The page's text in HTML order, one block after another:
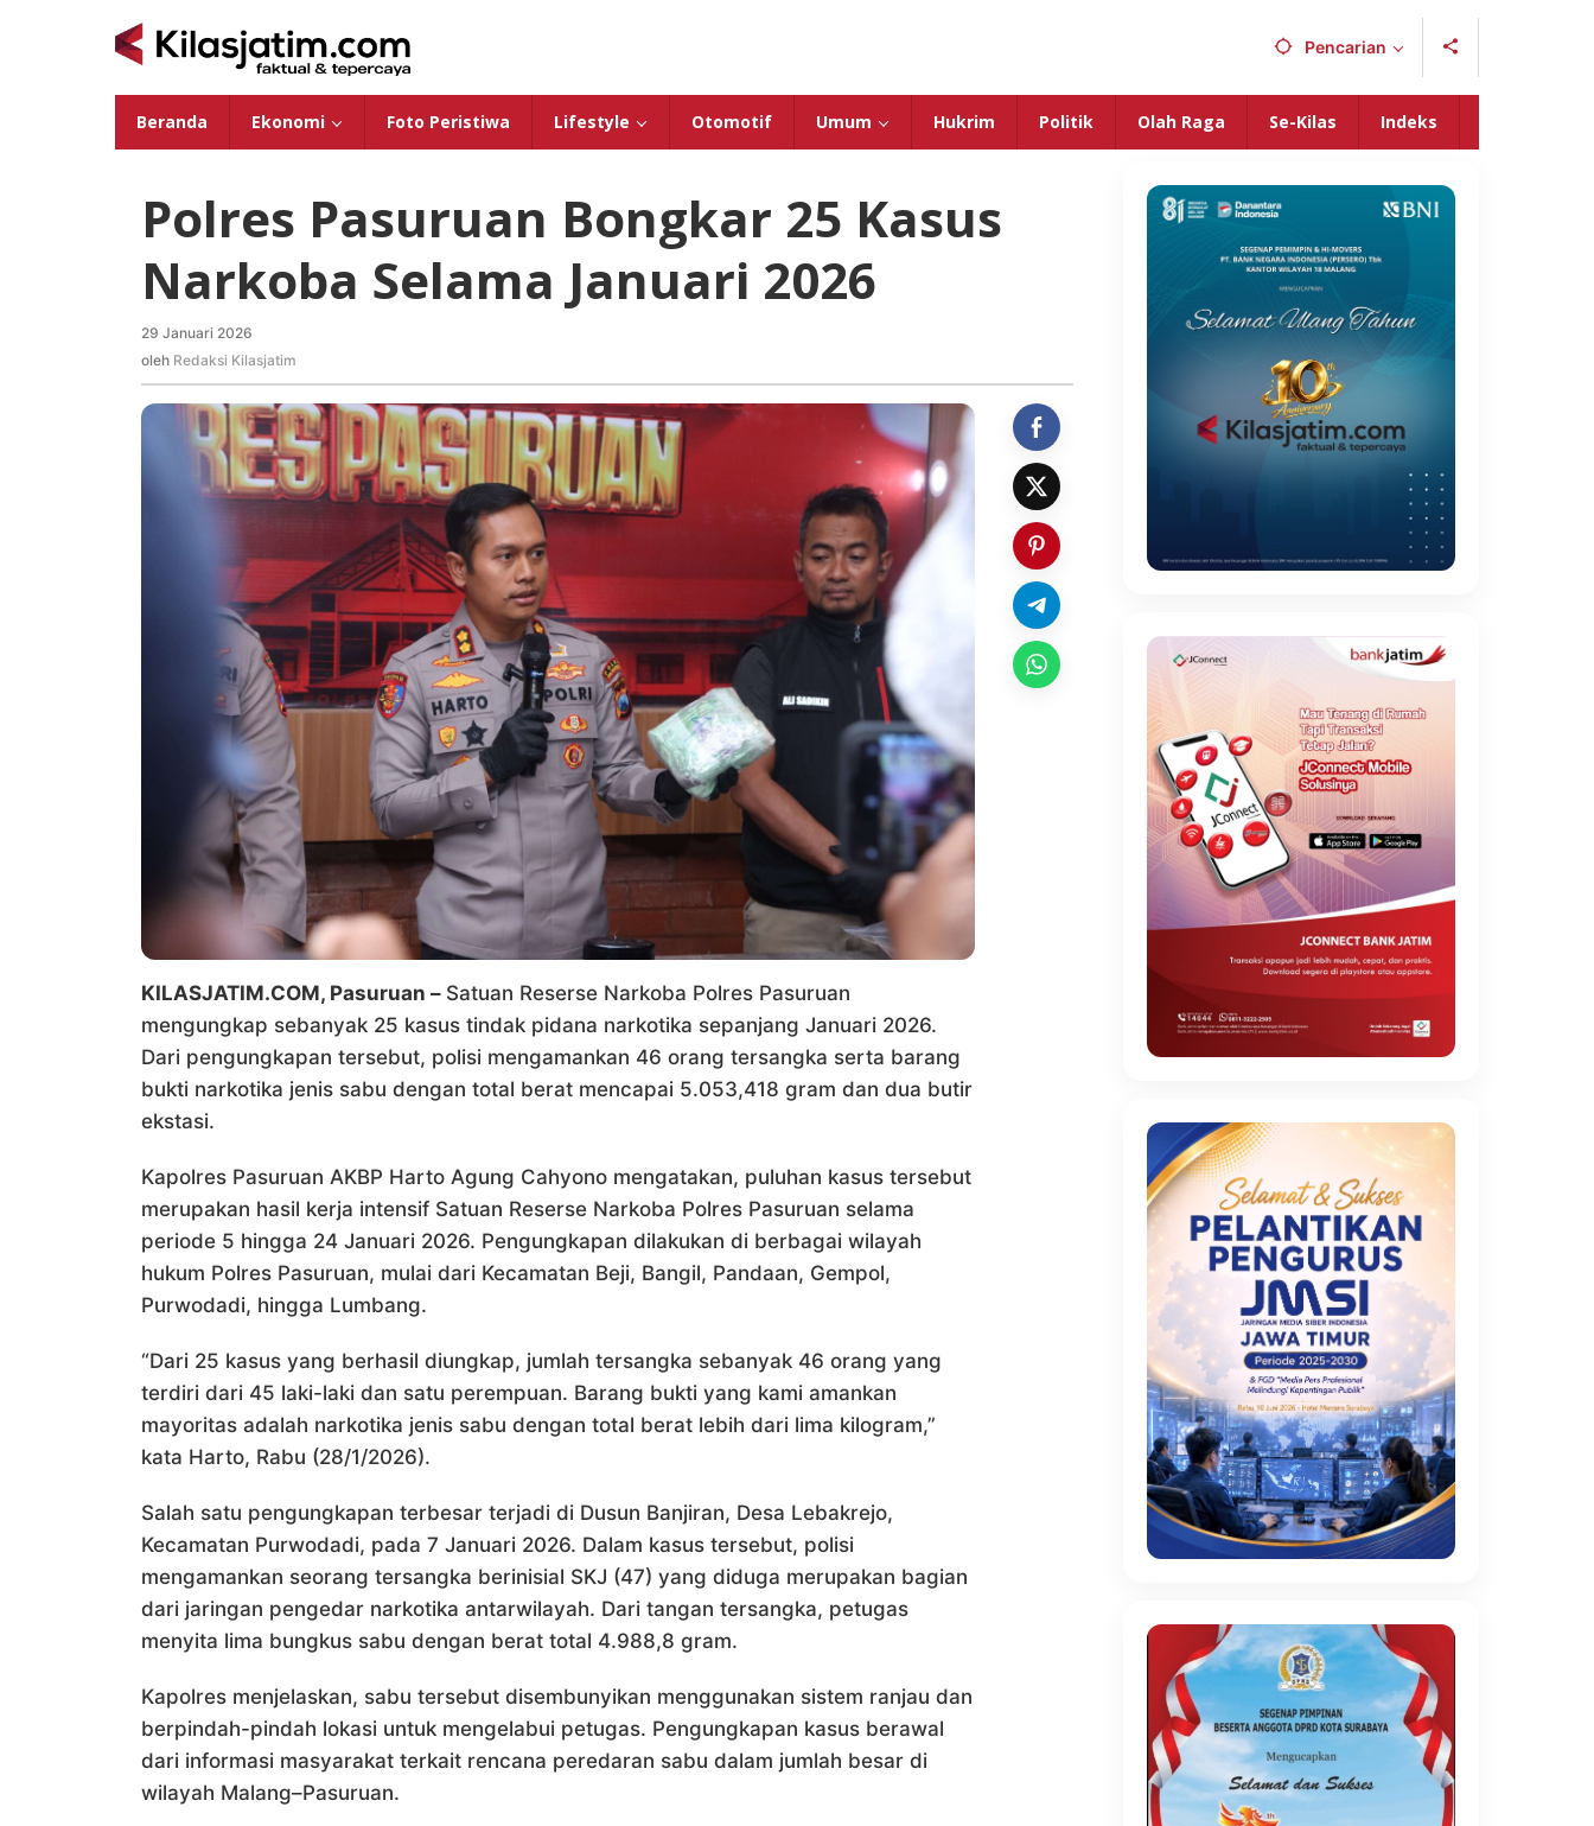
Pencarian
Beranda Ekonomi Foto Peristiwa Lifestyle Otomotif Umum Hukrim Politik Olah Raga Se-Kilas Indeks
Polres Pasuruan Bongkar 25 Kasus
Narkoba Selama Januari 2026
29 Januari 2026
Redaksi
oleh Redaksi Kilasjatim
KILASJATIM.COM, Pasuruan – Satuan Reserse Narkoba Polres Pasuruan
mengungkap sebanyak 25 kasus tindak pidana narkotika sepanjang Januari 2026.
Dari pengungkapan tersebut, polisi mengamankan 46 orang tersangka serta barang
bukti narkotika jenis sabu dengan total berat mencapai 5.053,418 gram dan dua butir
ekstasi.
Kapolres Pasuruan AKBP Harto Agung Cahyono mengatakan, puluhan kasus tersebut
merupakan hasil kerja intensif Satuan Reserse Narkoba Polres Pasuruan selama
periode 5 hingga 24 Januari 2026. Pengungkapan dilakukan di berbagai wilayah
hukum Polres Pasuruan, mulai dari Kecamatan Beji, Bangil, Pandaan, Gempol,
Purwodadi, hingga Lumbang.
“Dari 25 kasus yang berhasil diungkap, jumlah tersangka sebanyak 46 orang yang
terdiri dari 45 laki-laki dan satu perempuan. Barang bukti yang kami amankan
mayoritas adalah narkotika jenis sabu dengan total berat lebih dari lima kilogram,”
kata Harto, Rabu (28/1/2026).
Salah satu pengungkapan terbesar terjadi di Dusun Banjiran, Desa Lebakrejo,
Kecamatan Purwodadi, pada 7 Januari 2026. Dalam kasus tersebut, polisi
mengamankan seorang tersangka berinisial SKJ (47) yang diduga merupakan bagian
dari jaringan pengedar narkotika antarwilayah. Dari tangan tersangka, petugas
menyita lima bungkus sabu dengan berat total 4.988,8 gram.
Kapolres menjelaskan, sabu tersebut disembunyikan menggunakan sistem ranjau dan
berpindah-pindah lokasi untuk mengelabui petugas. Pengungkapan kasus berawal
dari informasi masyarakat terkait rencana peredaran sabu dalam jumlah besar di
wilayah Malang–Pasuruan.